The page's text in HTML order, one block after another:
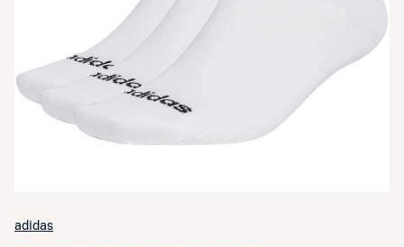
Avaa tuotekuva suurennettuna
adidas